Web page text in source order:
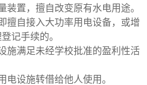
装置，擅自改变原有水电用途。
擅自接入大功率用电设备，或增
记手续的。
施满足未经学校批准的盈利性活
电设施转借给他人使用。